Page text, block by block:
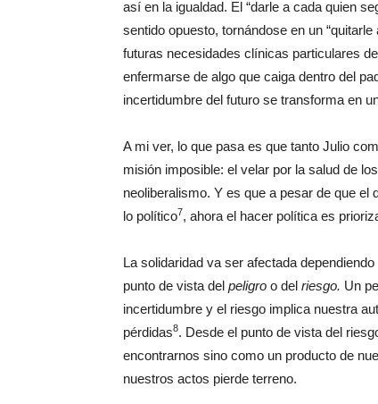
así en la igualdad. El “darle a cada quien
sentido opuesto, tornándose en un
futuras necesidades clínicas particulares
enfermarse de algo que caiga dentro del
incertidumbre del futuro se transforma en
A mi ver, lo que pasa es que tanto Julio
misión imposible: el velar por la salud de
neoliberalismo. Y es que a pesar de que
lo político7, ahora el hacer política es
La solidaridad va ser afectada
punto de vista del peligro o del riesgo. Un
incertidumbre y el riesgo implica nuestra
pérdidas8. Desde el punto de vista del
encontrarnos sino como un producto de
nuestros actos pierde terreno.